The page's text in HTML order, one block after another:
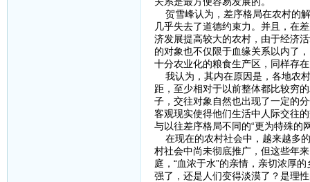
贺雪峰认为，差序格局在农村的
几乎失去了道德约束力。并且，在
济发展提高较大的农村，由于经济
的对象也不仅限于血缘关系以内了
十分农业化的粮食生产区，同样存
我认为，其内在原因是，各地农
距，至少相对于以前整体都比较穷
子，交往对象自然也出现了一定的
客观现实使得他们生活中人际交往
与以往差序格局不同的“更为特殊的
在现在的农村社会中，越来越多
村社会中尚未彻底推广，但这些年
庭，“血浓于水”的亲情，亲切浓厚
强了，还是人们变得淡漠了？是理